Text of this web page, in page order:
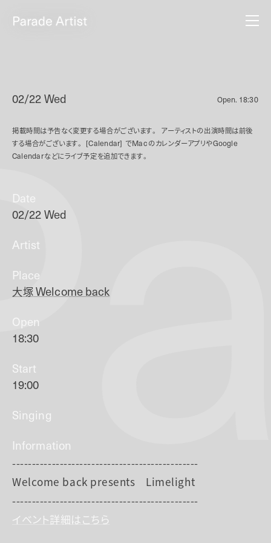
02/22 Wed Open. 18:30
掲載時間は予告なく変更する場合がございます。
アーティストの出演時間は前後
する場合がございます。
[Calendar] でMacのカレンダーアプリやGoogle
Calendarなどにライブ予定を追加できます。
Date
02/22 Wed
Artist
Place
大塚Welcome back
Open
18:30
Start
19:00
Singing
Information
-----------------------------------------------
Welcome back presents Limelight
-----------------------------------------------
イベント詳細はこちら